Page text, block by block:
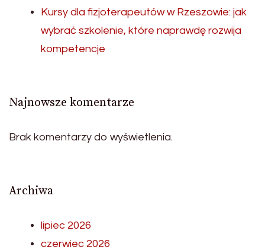
Kursy dla fizjoterapeutów w Rzeszowie: jak
wybrać szkolenie, które naprawdę rozwija
kompetencje
Najnowsze komentarze
Brak komentarzy do wyświetlenia.
Archiwa
lipiec 2026
czerwiec 2026